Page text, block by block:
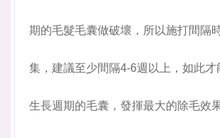
期的毛髮毛囊做破壞，所以施打間隔
集，建議至少間隔4-6週以上，如此才
生長週期的毛囊，發揮最大的除毛效果